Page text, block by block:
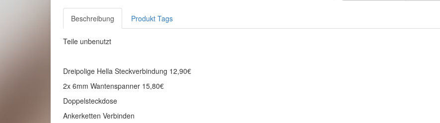
Beschreibung Produkt Tags
Teile unbenutzt
Dreipolige Hella Steckverbindung 12,90€
2x 6mm Wantenspanner 15,80€
Doppelsteckdose
Ankerketten Verbinden